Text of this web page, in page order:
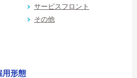
サービスフロント
その他
用形態